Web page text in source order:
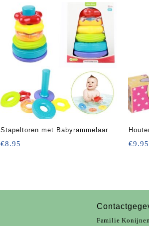
Stapeltoren met Babyrammelaar
€8.95
delig
€9.95
Familie